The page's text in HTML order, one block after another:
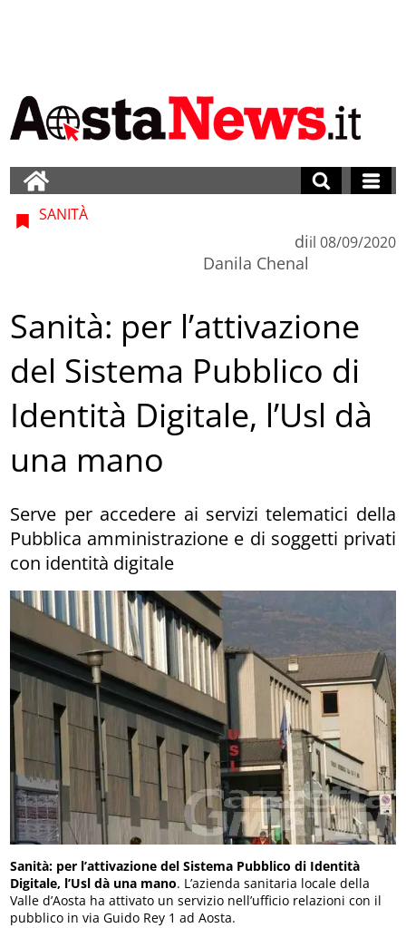
SANITÀ
di
Danila Chenal
il 08/09/2020
Sanità: per l’attivazione
del Sistema Pubblico di
Identità Digitale, l’Usl dà
una mano
Serve per accedere ai servizi telematici della
Pubblica amministrazione e di soggetti privati
con identità digitale
Sanità: per l’attivazione del Sistema Pubblico di Identità
Digitale, l’Usl dà una mano. L’azienda sanitaria locale della
Valle d’Aosta ha attivato un servizio nell’ufficio relazioni con il
pubblico in via Guido Rey 1 ad Aosta.